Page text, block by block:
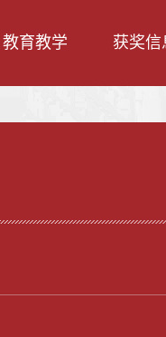
教育教学 获奖信